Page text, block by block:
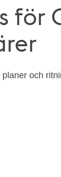
för
och